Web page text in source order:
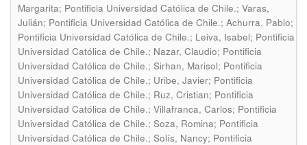
Margarita; Pontificia Universidad Católica de Chile.; Varas,
Julián; Pontificia Universidad Católica de Chile.; Achurra, Pablo;
Pontificia Universidad Católica de Chile.; Leiva, Isabel; Pontificia
Universidad Católica de Chile.; Nazar, Claudio; Pontificia
Universidad Católica de Chile.; Sirhan, Marisol; Pontificia
Universidad Católica de Chile.; Uribe, Javier; Pontificia
Universidad Católica de Chile.; Ruz, Cristian; Pontificia
Universidad Católica de Chile.; Villafranca, Carlos; Pontificia
Universidad Católica de Chile.; Soza, Romina; Pontificia
Universidad Católica de Chile.; Solís, Nancy; Pontificia